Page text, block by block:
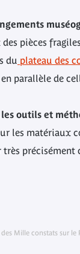
des pièces
du plateau des
en parallèle de
les outils et
les matériaux
très précisément
Mille constats sur